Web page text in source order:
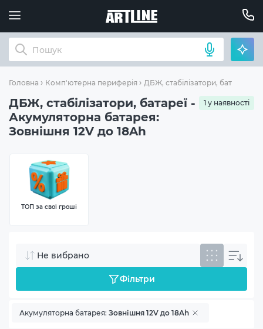
Головна Комп'ютерна периферія ДБЖ, стабілізатори, батареї
ДБЖ, стабілізатори, батареї -
Акумуляторна батарея:
Зовнішня 12V до 18Ah
1 у наявності
ТОП за свої гроші
Не вибрано
Фільтри
Акумуляторна батарея: Зовнішня 12V до 18Ah